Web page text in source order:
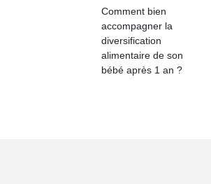
Comment bien
accompagner la
diversification
alimentaire de son
bébé après 1 an ?